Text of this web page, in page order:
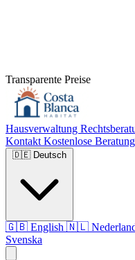
Transparente Preise
Hausverwaltung
Kontakt Kostenlose Beratung
🇩🇪 Deutsch
🇬🇧 English 🇳🇱
Svenska